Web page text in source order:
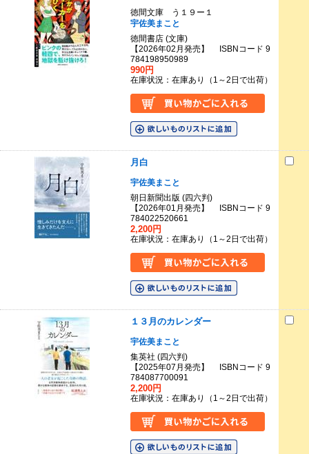
徳間文庫 う１９ー１
宇佐美まこと
徳間書店 (文庫)
【2026年02月発売】 ISBNコード 9
784198950989
990円
在庫状況：在庫あり（1～2日で出荷）
月白
宇佐美まこと
朝日新聞出版 (四六判)
【2026年01月発売】 ISBNコード 9
784022520661
2,200円
在庫状況：在庫あり（1～2日で出荷）
１３月のカレンダー
宇佐美まこと
集英社 (四六判)
【2025年07月発売】 ISBNコード 9
784087700091
2,200円
在庫状況：在庫あり（1～2日で出荷）